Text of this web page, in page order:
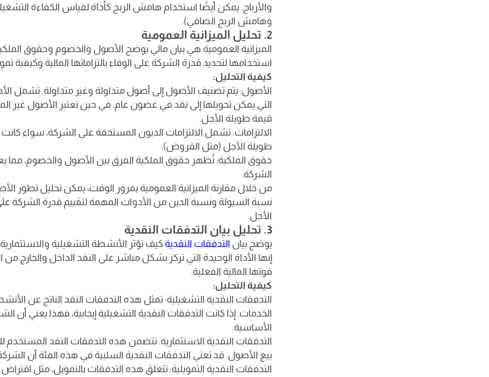
والأرباح. يمكن أيضًا استخدام هامش الربح كأداة لقياس الكفاءة
وهامش الربح الصافي).
2. تحليل الميزانية العمومية
الميزانية العمومية هي بيان مالي يوضح الأصول والخصوم وحقوق
استخدامها لتحديد قدرة الشركة على الوفاء بالتزاماتها المالية وكيفية
كيفية التحليل:
الأصول: يتم تصنيف الأصول إلى أصول متداولة وغير متداولة. تشمل
التي يمكن تحويلها إلى نقد في غضون عام. في حين تعتبر الأصول غير
قيمة طويلة الأجل.
الالتزامات: تشمل الالتزامات الديون المستحقة على الشركة، سواء
طويلة الأجل (مثل القروض).
حقوق الملكية: تُظهر حقوق الملكية الفرق بين الأصول والخصوم،
الشركة.
من خلال مقارنة الميزانية العمومية بمرور الوقت، يمكن تحليل تطور
نسبة السيولة ونسبة الدين من الأدوات المهمة لتقييم قدرة الشركة
الأجل.
3. تحليل بيان التدفقات النقدية
يوضح بيان التدفقات النقدية كيف تؤثر الأنشطة التشغيلية
إنها الأداة الوحيدة التي تركز بشكل مباشر على النقد الداخل والخارج
قوتها المالية الفعلية.
كيفية التحليل:
التدفقات النقدية التشغيلية: تمثل هذه التدفقات النقد الناتج عن
الخدمات. إذا كانت التدفقات النقدية التشغيلية إيجابية، فهذا يعني أن
الأساسية.
التدفقات النقدية الاستثمارية: تتضمن هذه التدفقات النقد المستخدم
بيع الأصول. قد تعني التدفقات النقدية السلبية في هذه الفئة أن
التدفقات النقدية التمويلية: تتعلق هذه التدفقات بالتمويل، مثل